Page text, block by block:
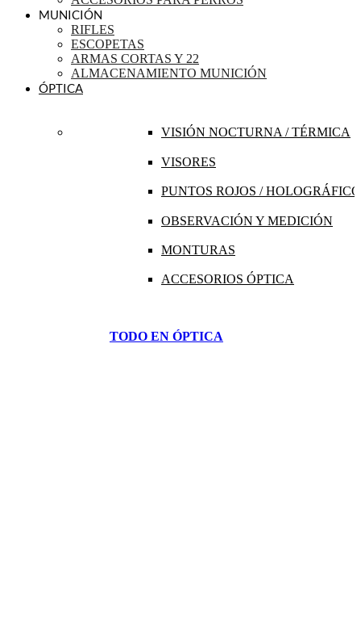
MUNICIÓN
RIFLES
ESCOPETAS
ARMAS CORTAS Y 22
ALMACENAMIENTO MUNICIÓN
ÓPTICA
VISIÓN NOCTURNA / TÉRMICA
VISORES
PUNTOS ROJOS /
OBSERVACIÓN Y MEDICIÓN
MONTURAS
ACCESORIOS ÓPTICA
TODO EN ÓPTICA